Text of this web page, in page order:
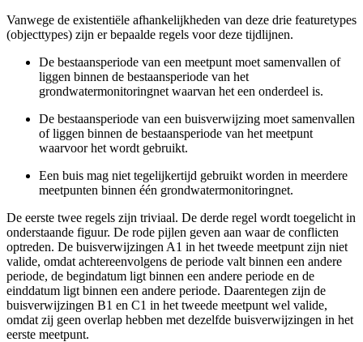
Vanwege de existentiële afhankelijkheden van deze drie featuretypes
(objecttypes) zijn er bepaalde regels voor deze tijdlijnen.
De bestaansperiode van een meetpunt moet samenvallen of
liggen binnen de bestaansperiode van het
grondwatermonitoringnet waarvan het een onderdeel is.
De bestaansperiode van een buisverwijzing moet samenvallen
of liggen binnen de bestaansperiode van het meetpunt
waarvoor het wordt gebruikt.
Een buis mag niet tegelijkertijd gebruikt worden in meerdere
meetpunten binnen één grondwatermonitoringnet.
De eerste twee regels zijn triviaal. De derde regel wordt toegelicht in
onderstaande figuur. De rode pijlen geven aan waar de conflicten
optreden. De buisverwijzingen A1 in het tweede meetpunt zijn niet
valide, omdat achtereenvolgens de periode valt binnen een andere
periode, de begindatum ligt binnen een andere periode en de
einddatum ligt binnen een andere periode. Daarentegen zijn de
buisverwijzingen B1 en C1 in het tweede meetpunt wel valide,
omdat zij geen overlap hebben met dezelfde buisverwijzingen in het
eerste meetpunt.